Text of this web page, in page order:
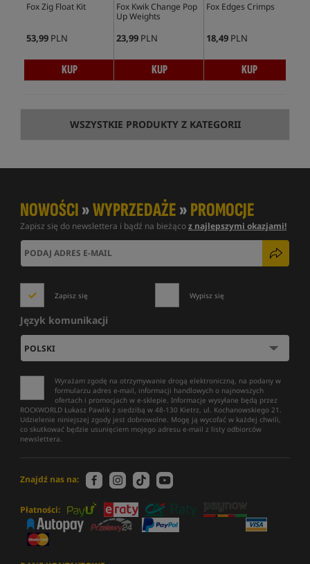
Fox Zig Float Kit
53,99 PLN
KUP
Fox Kwik Change Pop
Up Weights
23,99 PLN
KUP
Fox Edges Crimps
18,49 PLN
KUP
WSZYSTKIE PRODUKTY Z KATEGORII
NOWOŚCI»WYPRZEDAŻE»PROMOCJE
Zapisz się do newslettera i bądź na bieżącoz najlepszymi okazjami!
Zapisz się Wypisz się
Język komunikacji
Wyrażam zgodę na otrzymywanie drogą elektroniczną, na podany w
formularzu adres e-mail, informacji handlowych o najnowszych
ofertach i promocjach w e-sklepie. Informacje wysyłane będą przez
ROCKWORLD Łukasz Pawlik z siedzibą w 48-130 Kietrz, ul. Kochanowskiego 21.
Udzielenie niniejszej zgody jest dobrowolne. Mogę ją wycofać w każdej chwili,
co skutkować będzie usunięciem mojego adresu e-mail z listy odbiorców
newslettera.
Znajdź nas na:
Płatności: